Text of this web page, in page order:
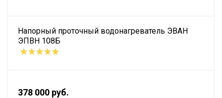
Напорный проточный водонагреватель ЭВАН
ЭПВН 108Б
378 000 руб.